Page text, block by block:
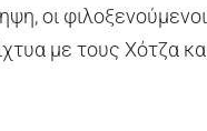
οι
με τους Χότζα